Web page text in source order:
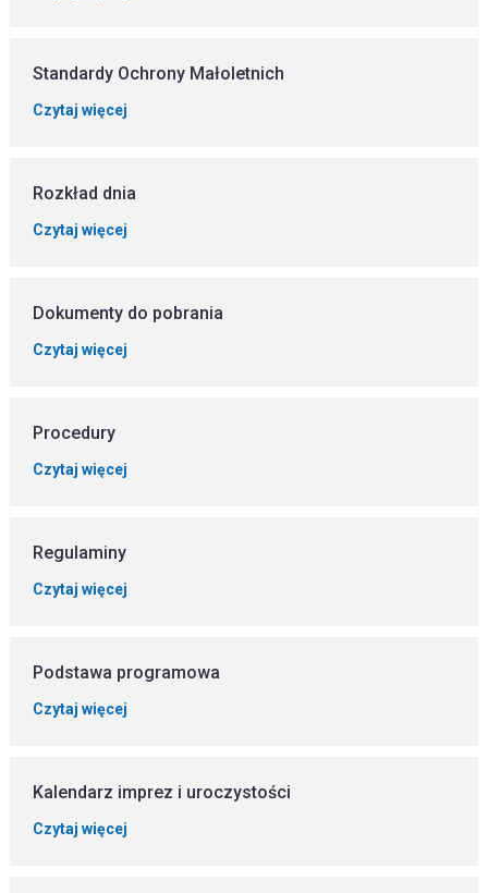
Standardy Ochrony Małoletnich
Czytaj więcej
Rozkład dnia
Czytaj więcej
Dokumenty do pobrania
Czytaj więcej
Procedury
Czytaj więcej
Regulaminy
Czytaj więcej
Podstawa programowa
Czytaj więcej
Kalendarz imprez i uroczystości
Czytaj więcej